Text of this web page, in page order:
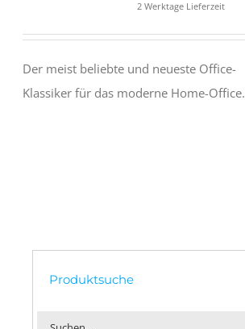
2 Werktage Lieferzeit
Der meist beliebte und neueste Office-
Klassiker für das moderne Home-Office.
Produktsuche